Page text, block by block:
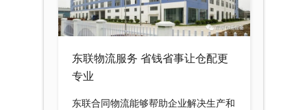
东联物流服务 省钱省事让仓配更
专业
东联合同物流能够帮助企业解决生产和